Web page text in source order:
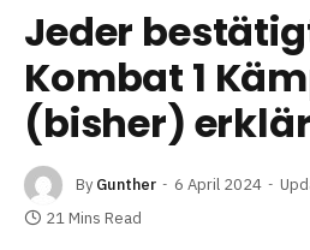
Jeder
Kombat 1
(bisher)
By Gunther 6 April 2024
21 Mins Read